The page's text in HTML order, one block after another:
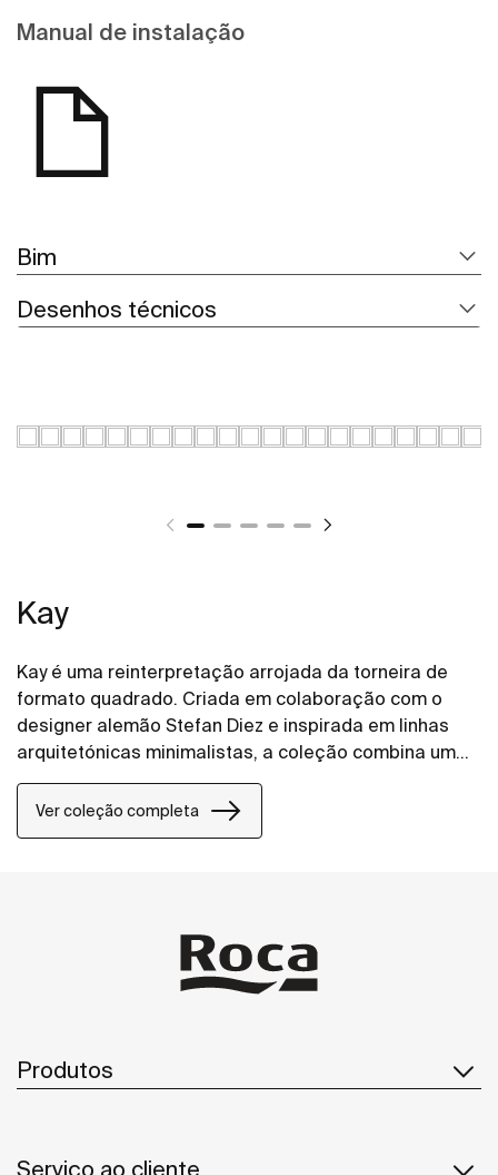
Manual de instalação
Bim
Desenhos técnicos
Kay
Kay é uma reinterpretação arrojada da torneira de
formato quadrado. Criada em colaboração com o
designer alemão Stefan Diez e inspirada em linhas
arquitetónicas minimalistas, a coleção combina um
caráter forte com detalhes refinados. Cada elemento
foi cuidadosamente concebido para alcançar uma
elegância moderna e intemporal.
Ver coleção completa
Produtos
Serviço ao cliente